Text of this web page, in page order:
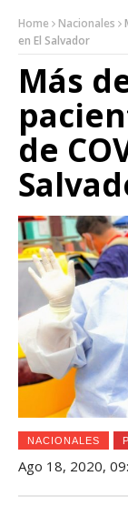
Home Nacionales
en El Salvador
Más
de
NACIONALES
Ago 18, 2020,